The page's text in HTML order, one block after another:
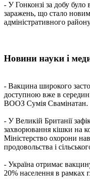
- У Гонконзі за добу
заражень, що стало
адміністративного
Новини науки і
- Вакцина широкого
доступною вже в
ВООЗ Сумія Свамінатан.
- У Великій Британії
захворювання кішки на
Міністерство охорони
продовольства і
- Україна отримає
20% населення в рамках